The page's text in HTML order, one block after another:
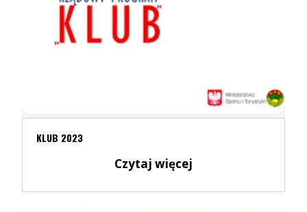
KLUB 2023
Czytaj więcej